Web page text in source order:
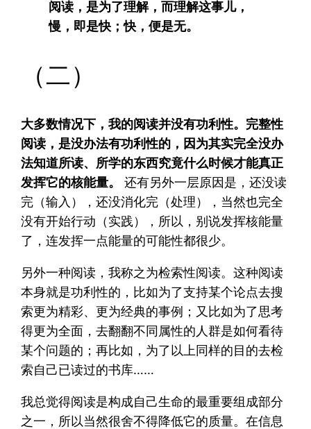
阅读，是为了理解，而理解这事儿，
慢，即是快；快，便是无。
（二）
大多数情况下，我的阅读并没有功利性。完整性
阅读，是没办法有功利性的，因为其实完全没办
法知道所读、所学的东西究竟什么时候才能真正
发挥它的核能量。
还有另外一层原因是，还没读
完（输入），还没消化完（处理），当然也完全
没有开始行动（实践），所以，别说发挥核能量
了，连发挥一点能量的可能性都很少。
另外一种阅读，我称之为检索性阅读。这种阅读
本身就是功利性的，比如为了支持某个论点去搜
索更为精彩、更为经典的事例；又比如为了思考
得更为全面，去翻翻不同属性的人群是如何看待
某个问题的；再比如，为了以上同样的目的去检
索自己已读过的书库……
我总觉得阅读是构成自己生命的最重要组成部分
之一，所以当然很舍不得降低它的质量。在信息